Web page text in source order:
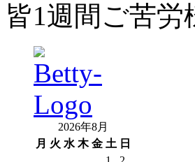
皆1週間ご苦労
2026年8月
月 火 水 木 金 土 日